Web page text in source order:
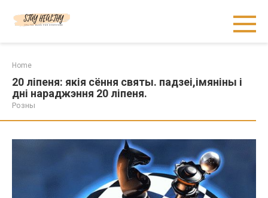
Home
20 ліпеня: якія сёння святы. падзеі,імяніны і
дні нараджэння 20 ліпеня.
Розны